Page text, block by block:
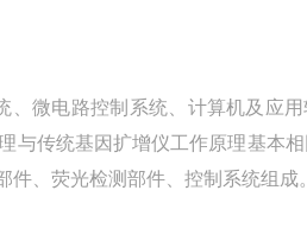
、微电路控制系统、计算机及应
与传统基因扩增仪工作原理基本
件、荧光检测部件、控制系统组成